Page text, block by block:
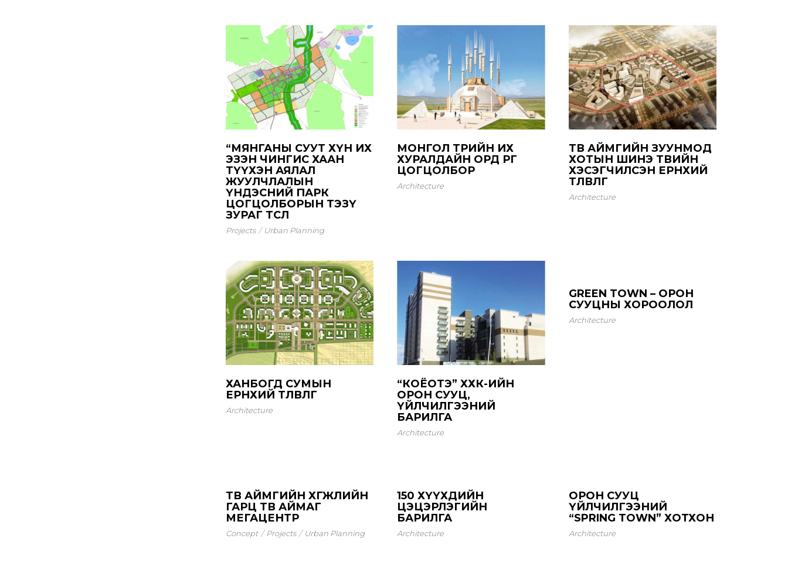
“МЯНГАНЫ СУУТ ХҮН ИХ
ЭЗЭН ЧИНГИС ХААН
ТҮҮХЭН АЯЛАЛ
ЖУУЛЧЛАЛЫН
ҮНДЭСНИЙ ПАРК
ЦОГЦОЛБОРЫН ТЭЗҮ
ЗУРАГ ТӨСӨЛ
Projects Urban Planning
МОНГОЛ ТӨРИЙН ИХ
ХУРАЛДАЙН ОРД ӨРГӨӨ
ЦОГЦОЛБОР
Architecture
ТӨВ АЙМГИЙН ЗУУНМОД
ХОТЫН ШИНЭ ТӨВИЙН
ХЭСЭГЧИЛСЭН ЕРӨНХИЙ
ТӨЛӨВЛӨГӨӨ
Architecture
ХАНБОГД СУМЫН
ЕРӨНХИЙ ТӨЛӨВЛӨГӨӨ
Architecture
“КОЁОТЭ” ХХК-ИЙН
ОРОН СУУЦ,
ҮЙЛЧИЛГЭЭНИЙ
БАРИЛГА
Architecture
GREEN TOWN – ОРОН
СУУЦНЫ ХОРООЛОЛ
Architecture
ТӨВ АЙМГИЙН ХӨГЖЛИЙН
ГАРЦ ТӨВ АЙМАГ
МЕГАЦЕНТР
Concept Projects Urban Planning
150 ХҮҮХДИЙН
ЦЭЦЭРЛЭГИЙН
БАРИЛГА
Architecture
ОРОН СУУЦ
ҮЙЛЧИЛГЭЭНИЙ
“SPRING TOWN” ХОТХОН
Architecture